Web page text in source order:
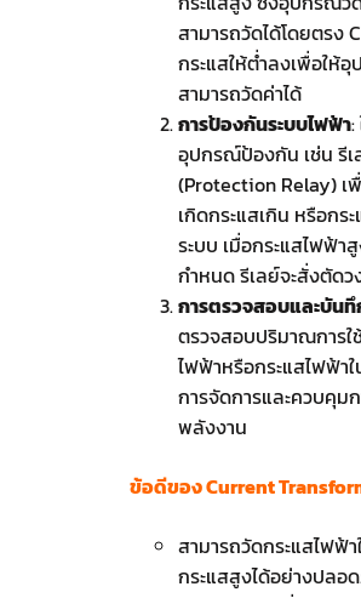
สามารถวัดได้โดยตรง
กระแสให้ต่ำลงเพื่อให้
สามารถวัดค่าได้
การป้องกันระบบไฟฟ้า:
อุปกรณ์ป้องกัน เช่น รี
(Protection Relay) เ
เกิดกระแสเกิน หรือกร
ระบบ เมื่อกระแสไฟฟ้า
กำหนด รีเลย์จะสั่งตัดว
การตรวจสอบและบัน
ตรวจสอบปริมาณการใ
ไฟฟ้าหรือกระแสไฟฟ้า
การจัดการและควบคุมก
พลังงาน
ข้อดีของ Current
สามารถวัดกระแสไฟฟ้
กระแสสูงได้อย่างปลอ